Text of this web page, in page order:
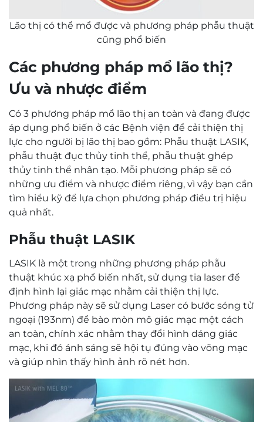
Lão thị có thể mổ được và phương pháp phẫu thuật
cũng phổ biến
Các phương pháp mổ lão thị?
Ưu và nhược điểm
Có 3 phương pháp mổ lão thị an toàn và đang được
áp dụng phổ biến ở các Bệnh viện để cải thiện thị
lực cho người bị lão thị bao gồm: Phẫu thuật LASIK,
phẫu thuật đục thủy tinh thể, phẫu thuật ghép
thủy tinh thể nhân tạo. Mỗi phương pháp sẽ có
những ưu điểm và nhược điểm riêng, vì vậy bạn cần
tìm hiểu kỹ để lựa chọn phương pháp điều trị hiệu
quả nhất.
Phẫu thuật LASIK
LASIK là một trong những phương pháp phẫu
thuật khúc xạ phổ biến nhất, sử dụng tia laser để
định hình lại giác mạc nhằm cải thiện thị lực.
Phương pháp này sẽ sử dụng Laser có bước sóng tử
ngoại (193nm) để bào mòn mô giác mạc một cách
an toàn, chính xác nhằm thay đổi hình dáng giác
mạc, khi đó ánh sáng sẽ hội tụ đúng vào võng mạc
và giúp nhìn thấy hình ảnh rõ nét hơn.